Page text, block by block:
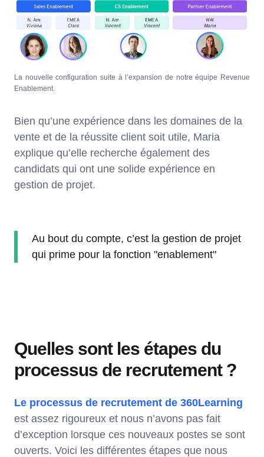
La nouvelle configuration suite à l’expansion de notre équipe Revenue
Enablement.
Bien qu’une expérience dans les domaines de la
vente et de la réussite client soit utile, Maria
explique qu’elle recherche également des
candidats qui ont une solide expérience en
gestion de projet.
Au bout du compte, c’est la gestion de projet
qui prime pour la fonction "enablement"
Quelles sont les étapes du
processus de recrutement ?
Le processus de recrutement de 360Learning
est assez rigoureux et nous n’avons pas fait
d’exception lorsque ces nouveaux postes se sont
ouverts. Voici les différentes étapes que nous